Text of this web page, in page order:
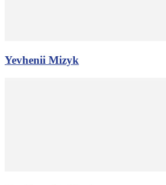
Yevhenii Mizyk